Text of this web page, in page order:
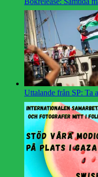
Uttalande från SP: Ta